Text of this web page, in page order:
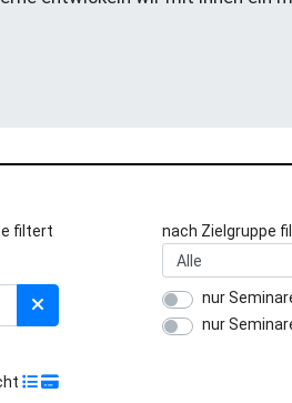
filtert
nach Zielgruppe
nur
nur